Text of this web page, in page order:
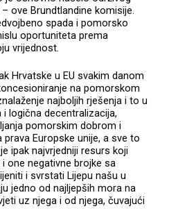
ove Brundtlandine komisije.
spada i pomorsko
oportuniteta prema
vrijednost.
Hrvatske u EU svakim danom
na pomorskom
najboljih rješenja i to u
logična decentralizacija,
pomorskim dobrom i
Europske unije, a sve to
ipak najvrjedniji resurs koji
one negativne brojke sa
i svrstati Lijepu našu u
jedno od najljepših mora na
uz njega i od njega, čuvajući